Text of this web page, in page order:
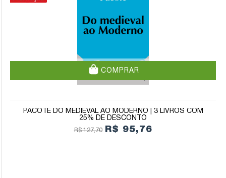
COMPRAR
PACOTE DO MEDIEVAL AO MODERNO | 3 LIVROS COM
25% DE DESCONTO
R$ 127,70 R$ 95,76